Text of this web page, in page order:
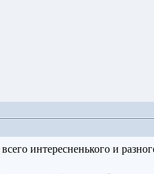
интересненького и